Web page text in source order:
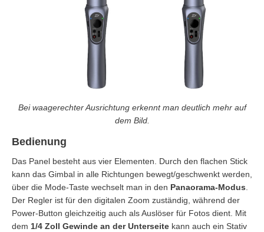
Bei waagerechter Ausrichtung erkennt man deutlich mehr auf
dem Bild.
Bedienung
Das Panel besteht aus vier Elementen. Durch den flachen Stick
kann das Gimbal in alle Richtungen bewegt/geschwenkt werden,
über die Mode-Taste wechselt man in den Panaorama-Modus
Der Regler ist für den digitalen Zoom zuständig, während der
Power-Button gleichzeitig auch als Auslöser für Fotos dient. Mit
dem 1/4 Zoll Gewinde an der Unterseite kann auch ein Stativ